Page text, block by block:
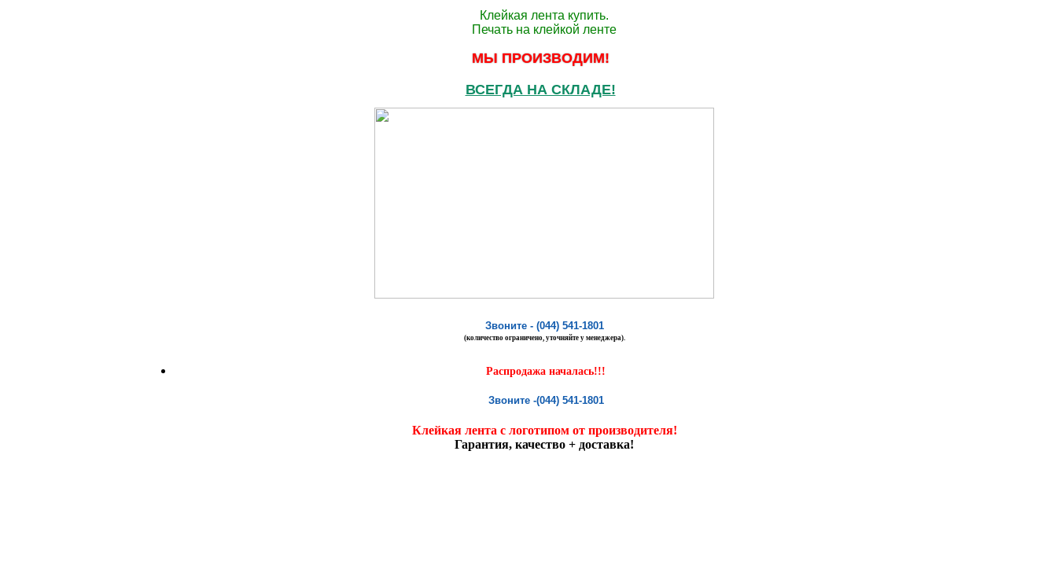
Клейкая лента купить.
Печать на клейкой ленте
МЫ ПРОИЗВОДИМ!
ВСЕГДА НА СКЛАДЕ!
Звоните - (044) 541-1801
(количество ограничено, уточняйте у менеджера).
Распродажа началась!!!
Звоните -(044) 541-1801
Клейкая лента с логотипом от производителя!
Гарантия, качество + доставка!